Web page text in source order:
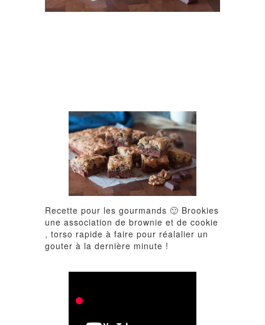
Recette pour les gourmands 🙂 Brookies
une association de brownie et de cookie
, torso rapide à faire pour réalalier un
gouter à la dernière minute !